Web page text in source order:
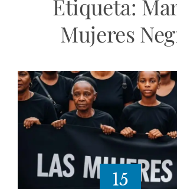
Etiqueta:
Mujeres
15